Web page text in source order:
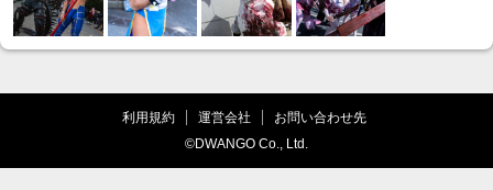
利用規約 運営会社
お問い合わせ先
©DWANGO Co., Ltd.